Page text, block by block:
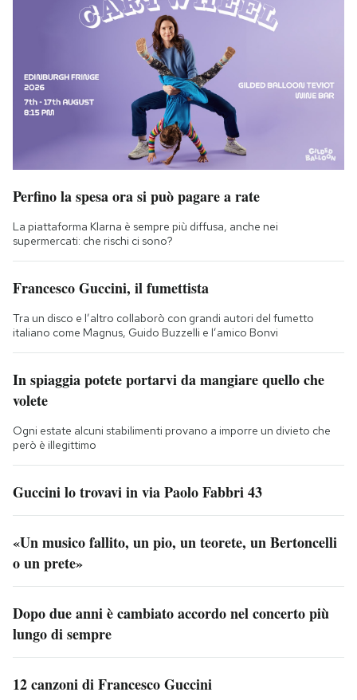
Perfino la spesa ora si può pagare a rate
La piattaforma Klarna è sempre più diffusa, anche nei
supermercati: che rischi ci sono?
Francesco Guccini, il fumettista
Tra un disco e l’altro collaborò con grandi autori del fumetto
italiano come Magnus, Guido Buzzelli e l’amico Bonvi
In spiaggia potete portarvi da mangiare quello che
volete
Ogni estate alcuni stabilimenti provano a imporre un divieto che
però è illegittimo
Guccini lo trovavi in via Paolo Fabbri 43
«Un musico fallito, un pio, un teorete, un Bertoncelli
o un prete»
Dopo due anni è cambiato accordo nel concerto più
lungo di sempre
12 canzoni di Francesco Guccini